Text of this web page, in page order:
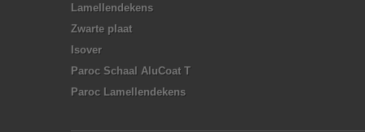
Lamellendekens
Zwarte plaat
Isover
Paroc Schaal AluCoat T
Paroc Lamellendekens